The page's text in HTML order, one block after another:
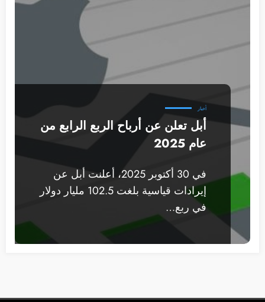
أخبار
أبل تعلن عن أرباح الربع الرابع من
عام 2025
في 30 أكتوبر 2025، أعلنت أبل عن
إيرادات قياسية بلغت 102.5 مليار دولار
في ربع…